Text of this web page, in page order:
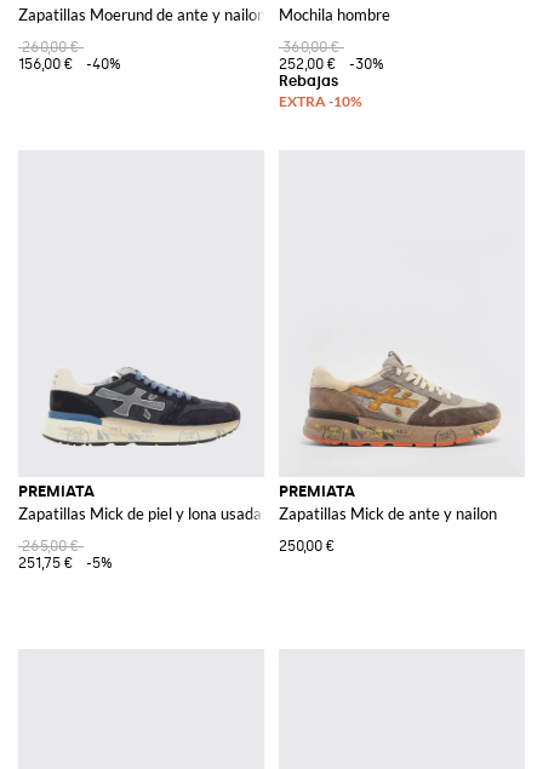
Zapatillas Moerund de ante y nailon
260,00 €
156,00 €
-40%
Mochila hombre
360,00 €
252,00 €
-30%
PREMIATA
Zapatillas Mick de piel y lona usadas
265,00 €
251,75 €
-5%
PREMIATA
Zapatillas Mick de ante y nailon
250,00 €